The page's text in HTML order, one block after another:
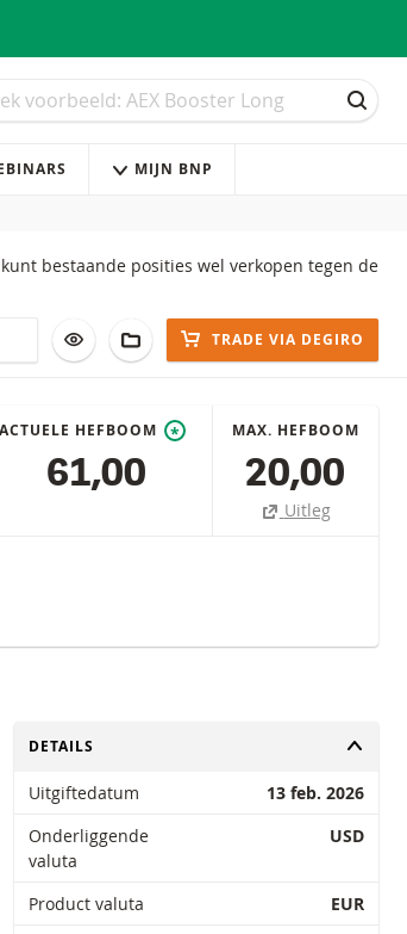
ZOEK
MIJN BNP
bestaande posities wel verkopen tegen de
VOEG TOE AAN WATCHLIST
AAN PORTFOLIO TOEVOEGEN
TRADE VIA DEGIRO
ACTUELE HEFBOOM *
61,00
MAX. HEFBOOM
20,00
Uitleg
TOGGLE
DETAILS
Uitgiftedatum
13 feb. 2026
Onderliggende
valuta
USD
Product valuta
EUR